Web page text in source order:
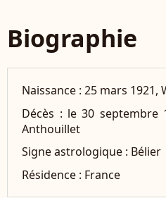
Biographie
Naissance :25 mars 1921,
Décès : le 30 septembre
Anthouillet
Signe astrologique : Bélier
Résidence : France